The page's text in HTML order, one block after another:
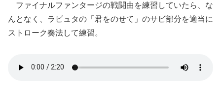
ファイナルファンタージの戦闘曲を練習していたら、な
んとなく、ラピュタの「君をのせて」のサビ部分を適当に
ストローク奏法して練習。